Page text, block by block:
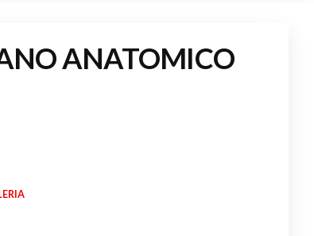
ANATOMICO